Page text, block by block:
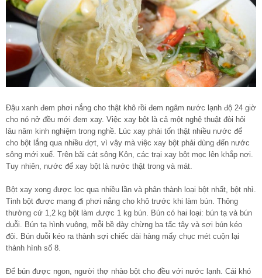
Đậu xanh đem phơi nắng cho thật khô rồi đem ngâm nước lạnh độ 24 giờ
cho nó nở đều mới đem xay. Việc xay bột là cả một nghệ thuật đòi hỏi
lâu năm kinh nghiệm trong nghề. Lúc xay phải tốn thật nhiều nước để
cho bột lắng qua nhiều đợt, vì vậy mà việc xay bột phải dùng đến nước
sông mới xuể. Trên bãi cát sông Kôn, các trại xay bột mọc lên khắp nơi.
Tuy nhiên, nước để xay bột là nước thật trong và mát.
Bột xay xong được lọc qua nhiều lần và phân thành loại bột nhất, bột nhì.
Tinh bột được mang đi phơi nắng cho khô trước khi làm bún. Thông
thường cứ 1,2 kg bột làm được 1 kg bún. Bún có hai loại: bún tạ và bún
duỗi. Bún tạ hình vuông, mỗi bề dày chừng ba tấc tây và sợi bún kéo
đôi. Bún duỗi kéo ra thành sợi chiếc dài hàng mấy chục mét cuộn lại
thành hình số 8.
Để bún được ngon, người thợ nhào bột cho đều với nước lạnh. Cái khó